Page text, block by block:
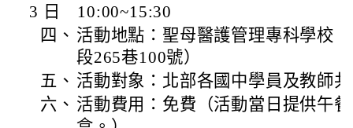
3 日 10:00~15:30
四、 活動地點：聖母醫護管理專科學校
段265巷100號）
五、 活動對象：北部各國中學員及教師
六、 活動費用：免費（活動當日提供午